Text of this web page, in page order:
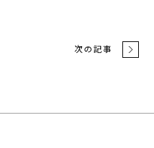
次の記事